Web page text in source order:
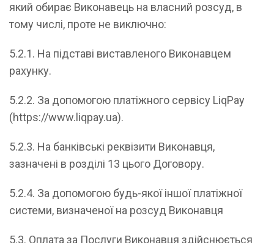
який обирає Виконавець на власний розсуд, в
тому числі, проте не виключно:
5.2.1. На підставі виставленого Виконавцем
рахунку.
5.2.2. За допомогою платіжного сервісу LiqPay
(https://www.liqpay.ua).
5.2.3. На банківські реквізити Виконавця,
зазначені в розділі 13 цього Договору.
5.2.4. За допомогою будь-якої іншої платіжної
системи, визначеної на розсуд Виконавця
5.3. Оплата за Послуги Виконавця здійснюється